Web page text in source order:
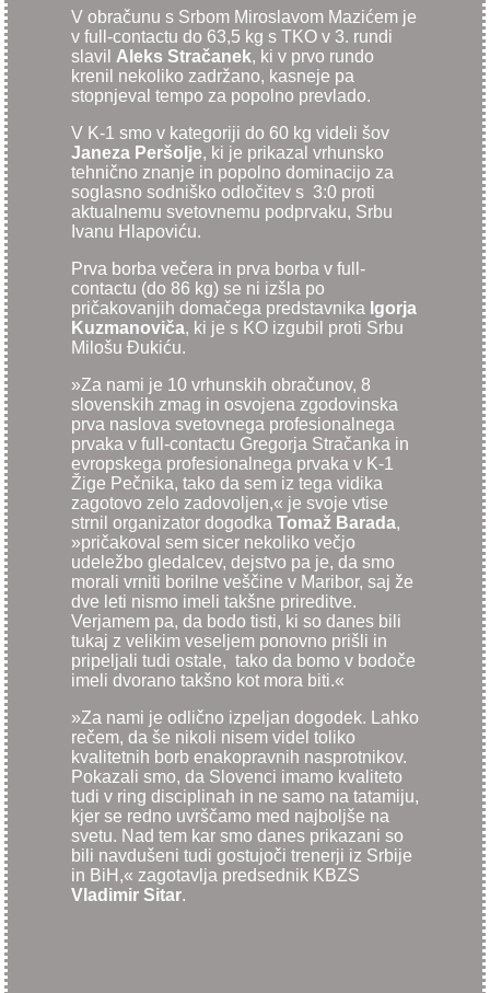
V obračunu s Srbom Miroslavom Mazićem je
v full-contactu do 63,5 kg s TKO v 3. rundi
slavil Aleks Stračanek, ki v prvo rundo
krenil nekoliko zadržano, kasneje pa
stopnjeval tempo za popolno prevlado.
V K-1 smo v kategoriji do 60 kg videli šov
Janeza Peršolje, ki je prikazal vrhunsko
tehnično znanje in popolno dominacijo za
soglasno sodniško odločitev s 3:0 proti
aktualnemu svetovnemu podprvaku, Srbu
Ivanu Hlapoviću.
Prva borba večera in prva borba v full-
contactu (do 86 kg) se ni izšla po
pričakovanjih domačega predstavnika Igorja
Kuzmanoviča, ki je s KO izgubil proti Srbu
Milošu Đukiću.
»Za nami je 10 vrhunskih obračunov, 8
slovenskih zmag in osvojena zgodovinska
prva naslova svetovnega profesionalnega
prvaka v full-contactu Gregorja Stračanka in
evropskega profesionalnega prvaka v K-1
Žige Pečnika, tako da sem iz tega vidika
zagotovo zelo zadovoljen,« je svoje vtise
strnil organizator dogodka Tomaž Barada,
»pričakoval sem sicer nekoliko večjo
udeležbo gledalcev, dejstvo pa je, da smo
morali vrniti borilne veščine v Maribor, saj že
dve leti nismo imeli takšne prireditve.
Verjamem pa, da bodo tisti, ki so danes bili
tukaj z velikim veseljem ponovno prišli in
pripeljali tudi ostale, tako da bomo v bodoče
imeli dvorano takšno kot mora biti.«
»Za nami je odlično izpeljan dogodek. Lahko
rečem, da še nikoli nisem videl toliko
kvalitetnih borb enakopravnih nasprotnikov.
Pokazali smo, da Slovenci imamo kvaliteto
tudi v ring disciplinah in ne samo na tatamiju,
kjer se redno uvrščamo med najboljše na
svetu. Nad tem kar smo danes prikazani so
bili navdušeni tudi gostujoči trenerji iz Srbije
in BiH,« zagotavlja predsednik KBZS
Vladimir Sitar.